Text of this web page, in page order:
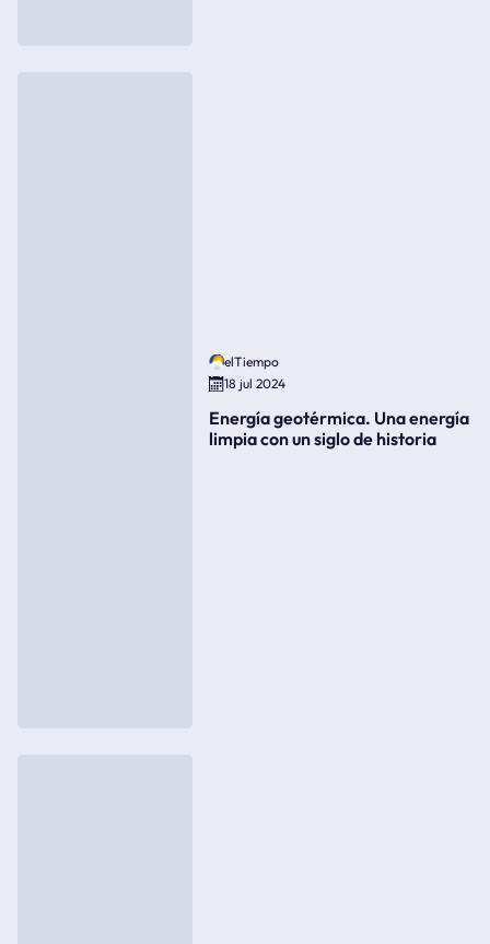
elTiempo
18 jul 2024
Energía geotérmica. Una energía
limpia con un siglo de historia